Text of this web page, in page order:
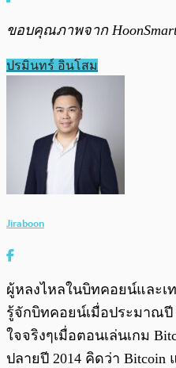
ขอบคุณภาพจาก
ปรมินทร์ อินโสม
Jiraboon
ผู้หลงไหลในบิทคอยน์และเ
รู้จักบิทคอยน์เมื่อประมาณปี
ใจจริงๆเมื่อตอนเล่นเกม
ปลายปี 2014 คิดว่า Bitcoin